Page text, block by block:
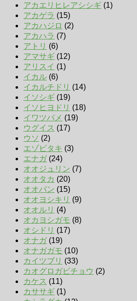
アカエリヒレアシシギ (1)
アカゲラ (15)
アカハジロ (2)
アカハラ (7)
アトリ (6)
アマサギ (12)
アリスイ (1)
イカル (6)
イカルチドリ (14)
イソシギ (19)
イソヒヨドリ (18)
イワツバメ (19)
ウグイス (17)
ウソ (2)
エゾビタキ (3)
エナガ(24)
オオジュリン (7)
オオタカ (20)
オオバン (15)
オオヨシキリ (9)
オオルリ (4)
オカヨシガモ (8)
オシドリ (17)
オナガ(19)
オナガガモ (10)
カイツブリ (33)
カオグロガビチョウ (2)
カケス (11)
カササギ (1)